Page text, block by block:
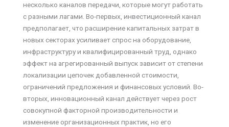
несколько каналов передачи, которые могут работать
с разными лагами. Во-первых, инвестиционный канал
предполагает, что расширение капитальных затрат в
новых секторах усиливает спрос на оборудование,
инфраструктуру и квалифицированный труд, однако
эффект на агрегированный выпуск зависит от степени
локализации цепочек добавленной стоимости,
ограничений предложения и финансовых условий. Во-
вторых, инновационный канал действует через рост
совокупной факторной производительности и
изменение организационных практик, но его